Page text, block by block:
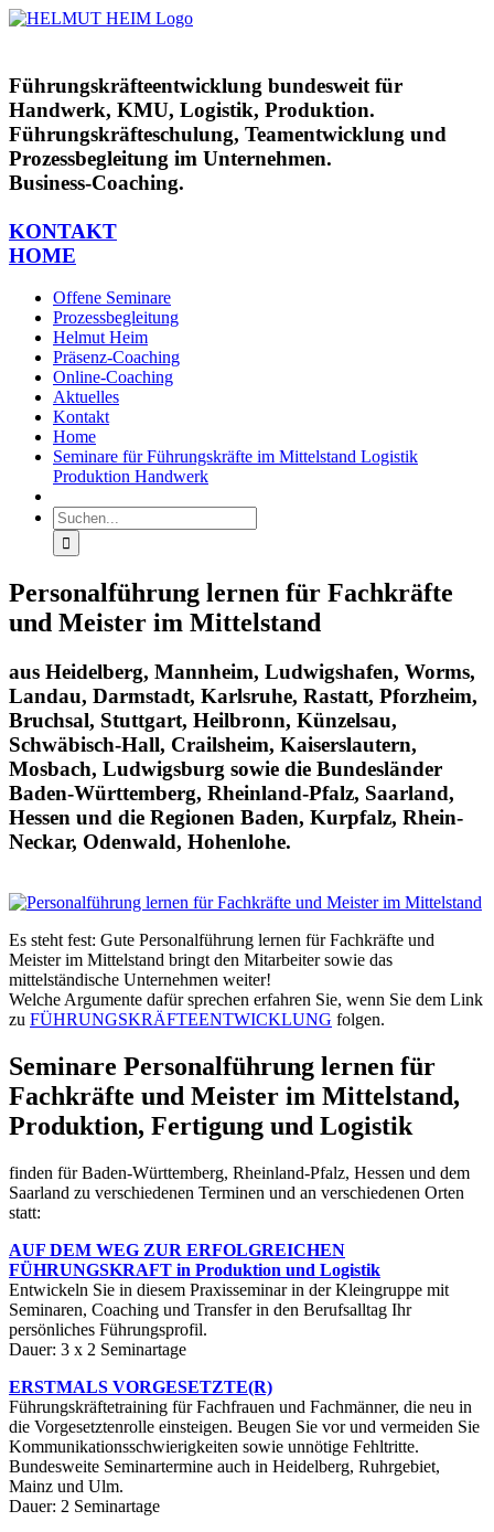
Zum
Führungskräfteentwicklung bundesweit für
Handwerk, KMU, Logistik, Produktion.
Führungskräfteschulung, Teamentwicklung und
Prozessbegleitung im Unternehmen.
Business-Coaching.
KONTAKT
HOME
Offene Seminare
Prozessbegleitung
Helmut Heim
Präsenz-Coaching
Online-Coaching
Aktuelles
Kontakt
Home
Seminare für Führungskräfte im Mittelstand Logistik
Produktion Handwerk
Suche
nach:
Personalführung lernen für Fachkräfte
und Meister im Mittelstand
aus Heidelberg, Mannheim, Ludwigshafen, Worms,
Landau, Darmstadt, Karlsruhe, Rastatt, Pforzheim,
Bruchsal, Stuttgart, Heilbronn, Künzelsau,
Schwäbisch-Hall, Crailsheim, Kaiserslautern,
Mosbach, Ludwigsburg sowie die Bundesländer
Baden-Württemberg, Rheinland-Pfalz, Saarland,
Hessen und die Regionen Baden, Kurpfalz, Rhein-
Neckar, Odenwald, Hohenlohe.
Es steht fest: Gute Personalführung lernen für Fachkräfte und
Meister im Mittelstand bringt den Mitarbeiter sowie das
mittelständische Unternehmen weiter!
Welche Argumente dafür sprechen erfahren Sie, wenn Sie dem Link
zu FÜHRUNGSKRÄFTEENTWICKLUNG folgen.
Seminare Personalführung lernen für
Fachkräfte und Meister im Mittelstand,
Produktion, Fertigung und Logistik
finden für Baden-Württemberg, Rheinland-Pfalz, Hessen und dem
Saarland zu verschiedenen Terminen und an verschiedenen Orten
statt:
AUF DEM WEG ZUR ERFOLGREICHEN
FÜHRUNGSKRAFT in Produktion und Logistik
Entwickeln Sie in diesem Praxisseminar in der Kleingruppe mit
Seminaren, Coaching und Transfer in den Berufsalltag Ihr
persönliches Führungsprofil.
Dauer: 3 x 2 Seminartage
ERSTMALS VORGESETZTE(R)
Führungskräftetraining für Fachfrauen und Fachmänner, die neu in
die Vorgesetztenrolle einsteigen. Beugen Sie vor und vermeiden Sie
Kommunikationsschwierigkeiten sowie unnötige Fehltritte.
Bundesweite Seminartermine auch in Heidelberg, Ruhrgebiet,
Mainz und Ulm.
Dauer: 2 Seminartage